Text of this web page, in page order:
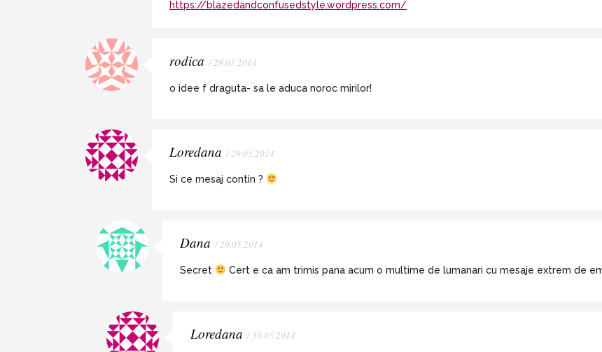
https://blazedandconfusedstyle.wordpress.com/
rodica / 29.05.2014
o idee f draguta- sa le aduca noroc mirilor!
Loredana / 29.05.2014
Si ce mesaj contin ?
Dana / 29.05.2014
Secret Cert e ca am trimis pana acum o multime de lumanari cu mesaje extrem de
Loredana / 30.05.2014